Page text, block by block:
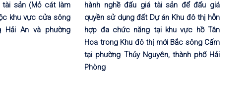
tài sản (Mỏ cát làm
khu vực cửa sông
Hải An và phường
hành nghề đấu giá tài sản để đấu giá
quyền sử dụng đất Dự án Khu đô thị hỗn
hợp đa chức năng tại khu vực hồ Tân
Hoa trong Khu đô thị mới Bắc sông Cấm
tại phường Thủy Nguyên, thành phố Hải
Phòng